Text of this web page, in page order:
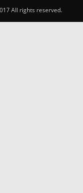
All rights reserved.